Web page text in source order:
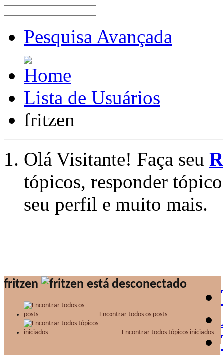
Pesquisa Avançada
Lista de Usuários
fritzen
Olá Visitante! Faça seu
tópicos, responder
seu perfil e muito mais.
fritzen
Encontrar todos os posts
Encontrar todos tópicos iniciados